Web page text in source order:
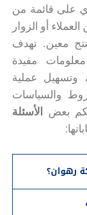
على قائمة من
أو الزوار
معين. تهدف
مفيدة
وتسهيل عملية
والسياسات
بعض
الأسئلة
رهوان؟